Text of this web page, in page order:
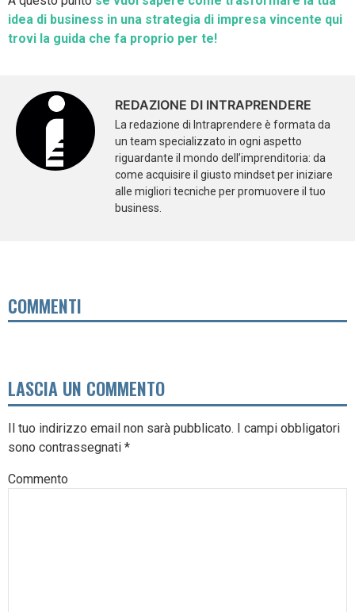
idea di business in una strategia di impresa vincente qui
trovi la guida che fa proprio per te!
REDAZIONE DI INTRAPRENDERE
La redazione di Intraprendere è formata da
un team specializzato in ogni aspetto
riguardante il mondo dell’imprenditoria: da
come acquisire il giusto mindset per iniziare
alle migliori tecniche per promuovere il tuo
business.
COMMENTI
LASCIA UN COMMENTO
Il tuo indirizzo email non sarà pubblicato. I campi obbligatori
sono contrassegnati *
Commento